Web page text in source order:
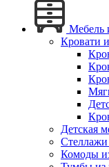
Мебель
Кровати
Детская
Стеллажи
Комоды